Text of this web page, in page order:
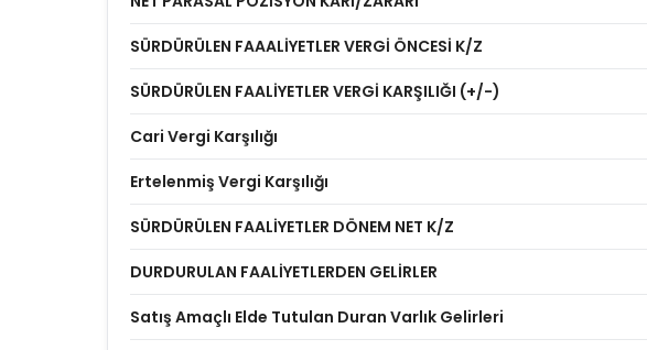
SÜRDÜRÜLEN FAAALİYETLER VERGİ ÖNCESİ K/Z
SÜRDÜRÜLEN FAALİYETLER VERGİ KARŞILIĞI (+/-)
Cari Vergi Karşılığı
Ertelenmiş Vergi Karşılığı
SÜRDÜRÜLEN FAALİYETLER DÖNEM NET K/Z
DURDURULAN FAALİYETLERDEN GELİRLER
Satış Amaçlı Elde Tutulan Duran Varlık Gelirleri